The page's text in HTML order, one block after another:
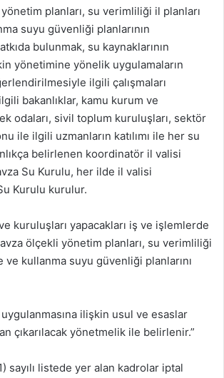
planları, su verimliliği il planları
suyu güvenliği planlarının
bulunmak, su kaynaklarının
yönetimine yönelik uygulamaların
ilgili çalışmaları
bakanlıklar, kamu kurum ve
odaları, sivil toplum kuruluşları, sektör
ile ilgili uzmanların katılımı ile her su
belirlenen koordinatör il valisi
Su Kurulu, her ilde il valisi
Kurulu kurulur.
kuruluşları yapacakları iş ve işlemlerde
ölçekli yönetim planları, su verimliliği
ve kullanma suyu güvenliği planlarını
ilişkin usul ve esaslar
çıkarılacak yönetmelik ile belirlenir.”
sayılı listede yer alan kadrolar iptal